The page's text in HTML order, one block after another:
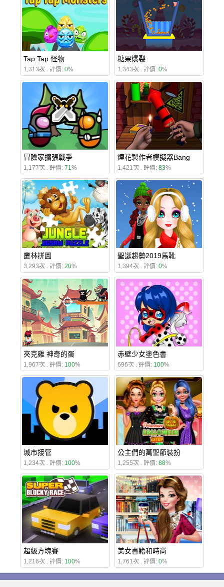
Tap Tap 怪物
1,313次 . 評價: 0%
糖果爆裂
1,343次 . 評價: 0%
冒險家擴張戰爭
1,177次 . 評價: 71%
煙花製作者模擬器Bang
1,421次 . 評價: 83%
叢林拼圖
3,293次 . 評價: 20%
聖誕趨勢2019馬靴
1,394次 . 評價: 0%
夾克雞 神奇的蛋
1,967次 . 評價: 100%
赤壁少女塗色書
696次 . 評價: 100%
城市接管
1,234次 . 評價: 100%
公主們的萬聖節裝扮
1,255次 . 評價: 88%
超級方塊賽
1,216次 . 評價: 100%
美女書籍和時尚
1,761次 . 評價: 0%